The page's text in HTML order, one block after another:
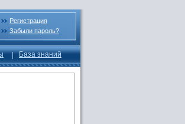
Регистрация
Забыли пароль?
База знаний